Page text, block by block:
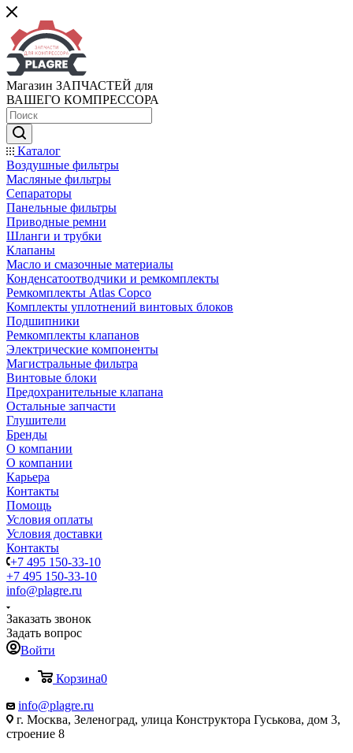
Магазин ЗАПЧАСТЕЙ для
ВАШЕГО КОМПРЕССОРА
Каталог
Воздушные фильтры
Масляные фильтры
Сепараторы
Панельные фильтры
Приводные ремни
Шланги и трубки
Клапаны
Масло и смазочные материалы
Конденсатоотводчики и ремкомплекты
Ремкомплекты Atlas Copco
Комплекты уплотнений винтовых блоков
Подшипники
Ремкомплекты клапанов
Электрические компоненты
Магистральные фильтра
Винтовые блоки
Предохранительные клапана
Остальные запчасти
Глушители
Бренды
О компании
О компании
Карьера
Контакты
Помощь
Условия оплаты
Условия доставки
Контакты
+7 495 150-33-10
+7 495 150-33-10
info@plagre.ru
Заказать звонок
Задать вопрос
Войти
Корзина0
info@plagre.ru
г. Москва, Зеленоград, улица Конструктора Гуськова, дом 3,
строение 8